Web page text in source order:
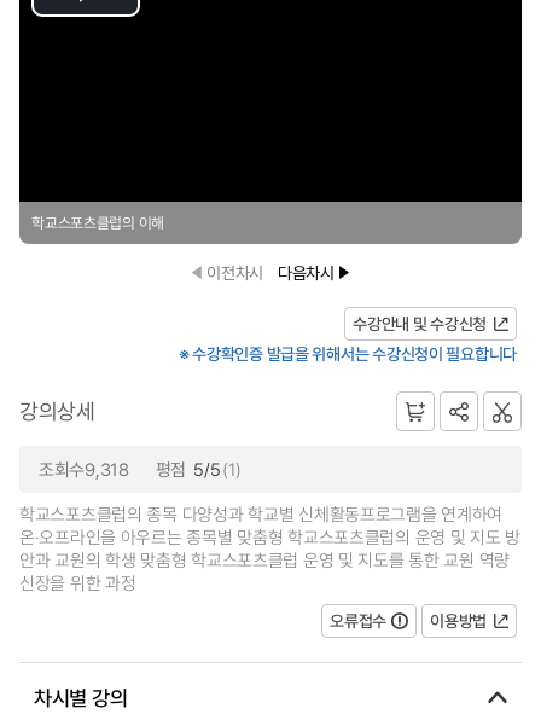
Play
학교스포츠클럽의 이해
이전차시 다음차시
수강안내 및 수강신청
※ 수강확인증 발급을 위해서는 수강신청이 필요합니다
강의상세
조회수9,318 평점 5/5(1)
학교스포츠클럽의 종목 다양성과 학교별 신체활동프로그램을 연계하여
온·오프라인을 아우르는 종목별 맞춤형 학교스포츠클럽의 운영 및 지도 방
안과 교원의 학생 맞춤형 학교스포츠클럽 운영 및 지도를 통한 교원 역량
신장을 위한 과정
오류접수
이용방법
차시별 강의